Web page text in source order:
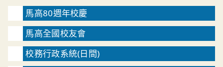
馬高80週年校慶
馬高全國校友會
校務行政系統(日間)